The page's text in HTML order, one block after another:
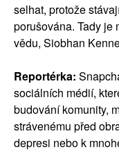
selhat, protože
porušována. Tady je
vědu, Siobhan
Reportérka:
sociálních médií,
budování komunity,
strávenému před
depresi nebo k